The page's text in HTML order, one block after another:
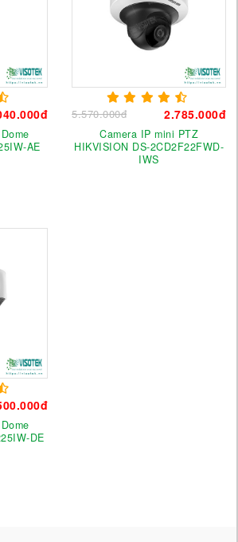
AE
5.570.000đ 2.785.000đ
Camera IP mini PTZ
HIKVISION DS-2CD2F22FWD-
IWS
DE